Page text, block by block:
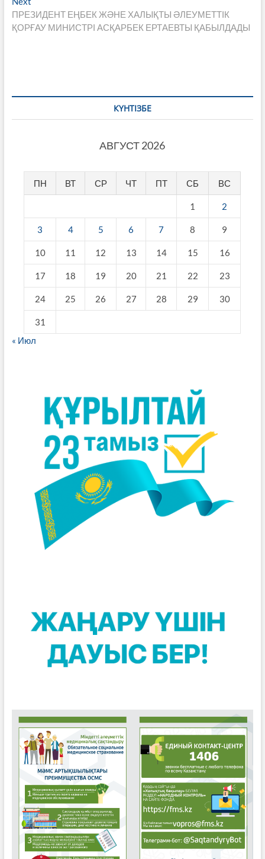
записям
post:
ПРЕЗИДЕНТ ЕҢБЕК ЖӘНЕ ХАЛЫҚТЫ ӘЛЕУМЕТТІК
ҚОРҒАУ МИНИСТРІ АСҚАРБЕК ЕРТАЕВТЫ ҚАБЫЛДАДЫ
КҮНТІЗБЕ
АВГУСТ 2026
ПН ВТ СР ЧТ ПТ СБ ВС
1 2
3 4 5 6 7 8 9
10 11 12 13 14 15 16
17 18 19 20 21 22 23
24 25 26 27 28 29 30
31
« Июл